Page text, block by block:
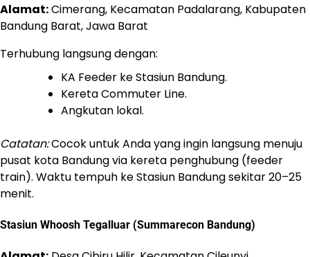
Alamat:Cimerang, Kecamatan Padalarang, Kabupaten
Bandung Barat, Jawa Barat
Terhubung langsung dengan:
KA Feeder ke Stasiun Bandung.
Kereta Commuter Line.
Angkutan lokal.
Catatan:Cocok untuk Anda yang ingin langsung menuju
pusat kota Bandung via kereta penghubung (feeder
train). Waktu tempuh ke Stasiun Bandung sekitar 20–25
menit.
Stasiun Whoosh Tegalluar (Summarecon Bandung)